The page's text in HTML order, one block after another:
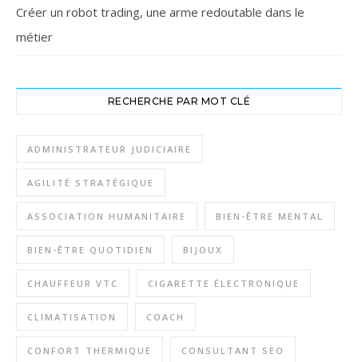
Créer un robot trading, une arme redoutable dans le
métier
RECHERCHE PAR MOT CLÉ
ADMINISTRATEUR JUDICIAIRE
AGILITÉ STRATÉGIQUE
ASSOCIATION HUMANITAIRE BIEN-ÊTRE MENTAL
BIEN-ÊTRE QUOTIDIEN BIJOUX
CHAUFFEUR VTC CIGARETTE ÉLECTRONIQUE
CLIMATISATION COACH
CONFORT THERMIQUE CONSULTANT SEO